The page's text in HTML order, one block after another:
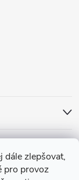
dále zlepšovat,
pro provoz